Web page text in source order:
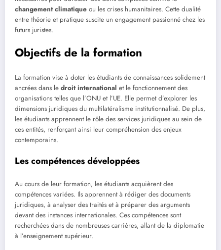
changement climatique ou les crises humanitaires. Cette dualité
entre théorie et pratique suscite un engagement passionné chez les
futurs juristes.
Objectifs de la formation
La formation vise à doter les étudiants de connaissances solidement
ancrées dans le droit international et le fonctionnement des
organisations telles que l’ONU et l’UE. Elle permet d’explorer les
dimensions juridiques du multilatéralisme institutionnalisé. De plus,
les étudiants apprennent le rôle des services juridiques au sein de
ces entités, renforçant ainsi leur compréhension des enjeux
contemporains.
Les compétences développées
Au cours de leur formation, les étudiants acquièrent des
compétences variées. Ils apprennent à rédiger des documents
juridiques, à analyser des traités et à préparer des arguments
devant des instances internationales. Ces compétences sont
recherchées dans de nombreuses carrières, allant de la diplomatie
à l’enseignement supérieur.